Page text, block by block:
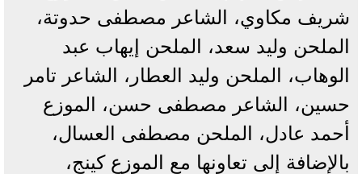
شريف مكاوي، الشاعر مصطفى حدوتة،
الملحن وليد سعد، الملحن إيهاب عبد
الوهاب، الملحن وليد العطار، الشاعر تامر
حسين، الشاعر مصطفى حسن، الموزع
أحمد عادل، الملحن مصطفى العسال،
بالإضافة إلى تعاونها مع الموزع كينج،